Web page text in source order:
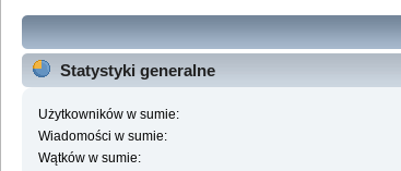
Statystyki generalne
Użytkowników w sumie:
Wiadomości w sumie:
Wątków w sumie: